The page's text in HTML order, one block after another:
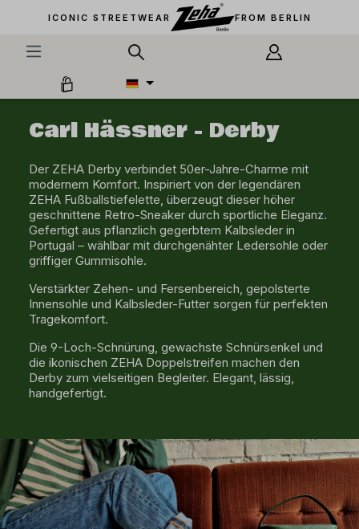
springen
ICONIC STREETWEAR FROM BERLIN
Carl Hässner - Derby
Der ZEHA Derby verbindet 50er-Jahre-Charme mit
modernem Komfort. Inspiriert von der legendären
ZEHA Fußballstiefelette, überzeugt dieser höher
geschnittene Retro-Sneaker durch sportliche Eleganz.
Gefertigt aus pflanzlich gegerbtem Kalbsleder in
Portugal – wählbar mit durchgenähter Ledersohle oder
griffiger Gummisohle.
Verstärkter Zehen- und Fersenbereich, gepolsterte
Innensohle und Kalbsleder-Futter sorgen für perfekten
Tragekomfort.
Die 9-Loch-Schnürung, gewachste Schnürsenkel und
die ikonischen ZEHA Doppelstreifen machen den
Derby zum vielseitigen Begleiter. Elegant, lässig,
handgefertigt.